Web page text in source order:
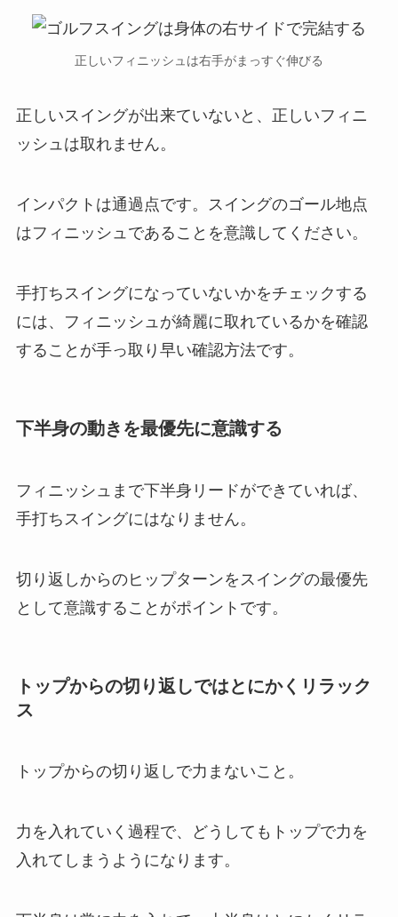
正しいフィニッシュは右手がまっすぐ伸びる
正しいスイングが出来ていないと、正しいフィニ
ッシュは取れません。
インパクトは通過点です。スイングのゴール地点
はフィニッシュであることを意識してください。
手打ちスイングになっていないかをチェックする
には、フィニッシュが綺麗に取れているかを確認
することが手っ取り早い確認方法です。
下半身の動きを最優先に意識する
フィニッシュまで下半身リードができていれば、
手打ちスイングにはなりません。
切り返しからのヒップターンをスイングの最優先
として意識することがポイントです。
トップからの切り返しではとにかくリラック
ス
トップからの切り返しで力まないこと。
力を入れていく過程で、どうしてもトップで力を
入れてしまうようになります。